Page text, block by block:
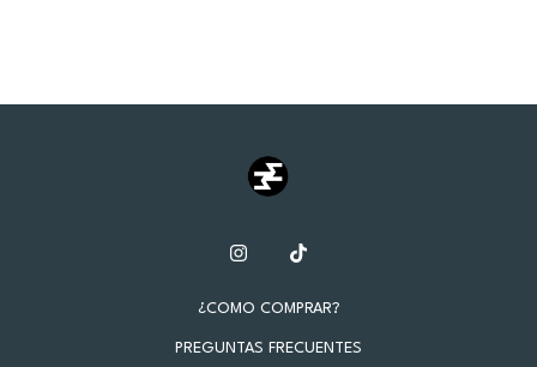
¿COMO COMPRAR?
PREGUNTAS FRECUENTES